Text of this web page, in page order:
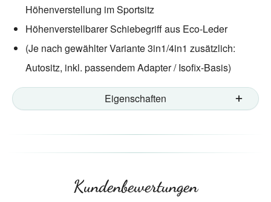
Höhenverstellung im Sportsitz
Höhenverstellbarer Schiebegriff aus Eco-Leder
(Je nach gewählter Variante 3in1/4in1 zusätzlich:
Autositz, inkl. passendem Adapter / Isofix-Basis)
Eigenschaften
Kundenbewertungen